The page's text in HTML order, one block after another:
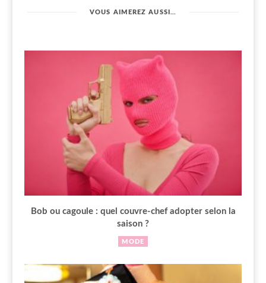
VOUS AIMEREZ AUSSI…
Bob ou cagoule : quel couvre-chef adopter selon la
saison ?
MODE